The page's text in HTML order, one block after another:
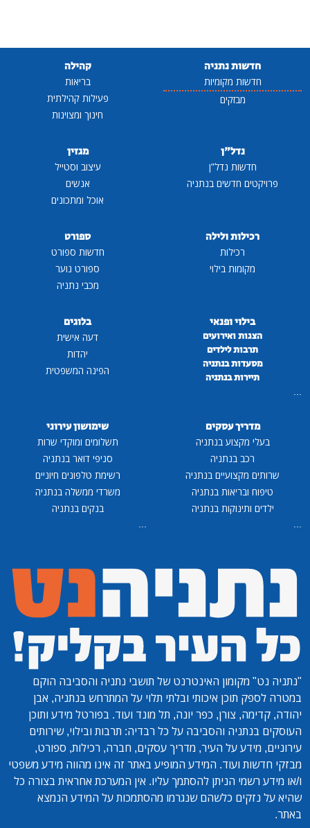
חדשות נתניה
חדשות מקומיות
מבזקים
קהילה
בריאות
פעילות קהילתית
חינוך ומצוינות
נדל"ן
חדשות נדל"ן
פרויקטים חדשים בנתניה
מגזין
עיצוב וסטייל
אנשים
אוכל ומתכונים
רכילות ולילה
רכילות
מקומות בילוי
ספורט
חדשות ספורט
ספורט נוער
מכבי נתניה
בילוי ופנאי
הצגות ואירועים
תרבות לילדים
מסעדות בנתניה
תיירות בנתניה
...
בלוגים
דעה אישית
יהדות
הפינה המשפטית
מדריך עסקים
בעלי מקצוע בנתניה
רכב בנתניה
שרותים מקצועיים בנתניה
טיפוח ובריאות בנתניה
ילדים ותינוקות בנתניה
...
שימושון עירוני
תשלומים ומוקדי שרות
סניפי דואר בנתניה
רשימת טלפונים חיוניים
משרדי ממשלה בנתניה
בנקים בנתניה
...
"נתניה נט" מקומון האינטרנט של תושבי נתניה והסביבה הוקם
במטרה לספק תוכן איכותי ובלתי תלוי על המתרחש בנתניה, אבן
יהודה, קדימה, צורן, כפר יונה, תל מונד ועוד. בפורטל מידע ותוכן
העוסקים בנתניה והסביבה על כל רבדיה: תרבות ובילוי, שירותים
עירוניים, מידע על העיר, מדריך עסקים, חברה, רכילות, ספורט,
מבזקי חדשות ועוד. המידע המופיע באתר זה אינו מהווה מידע משפטי
ו/או מידע רשמי הניתן להסתמך עליו. אין המערכת אחראית בצורה כל
שהיא על נזקים כלשהם שנגרמו מהסתמכות על המידע הנמצא
באתר.